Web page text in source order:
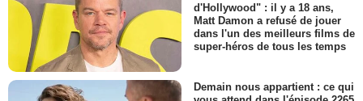
d'Hollywood" : il y a 18 ans,
Matt Damon a refusé de jouer
dans l'un des meilleurs films de
super-héros de tous les temps
Demain nous appartient : ce qui